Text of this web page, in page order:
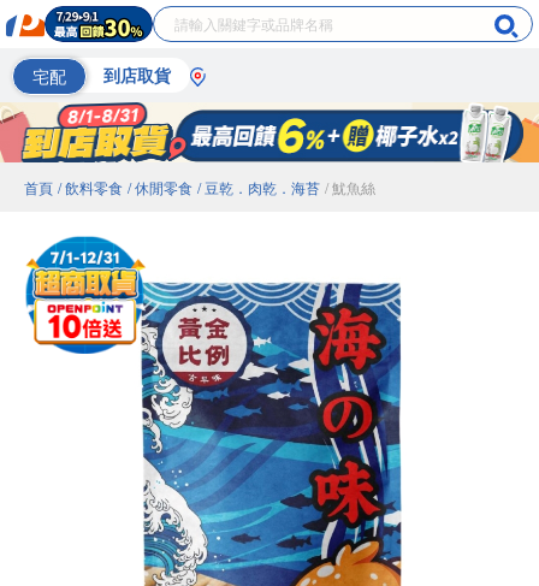
宅配 到店取貨
首頁 / 飲料零食 / 休閒零食 / 豆乾．肉乾．海苔 / 魷魚絲